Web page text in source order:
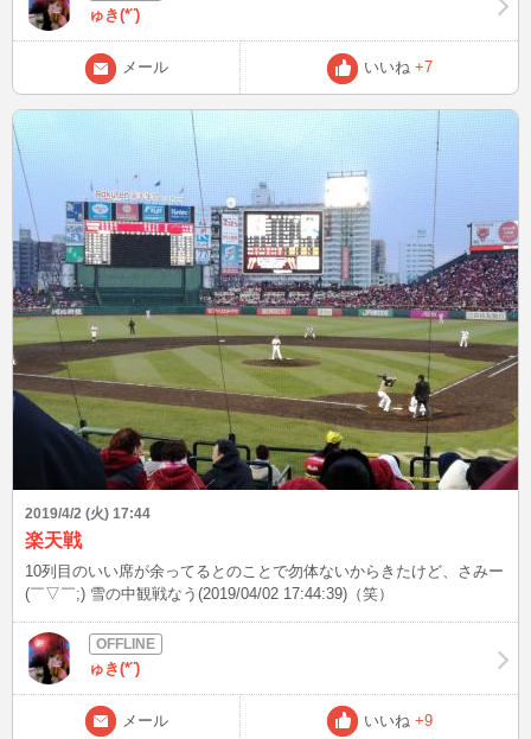
ゅき(*¨)
メール いいね +7
2019/4/2 (火) 17:44
楽天戦
10列目のいい席が余ってるとのことで勿体ないからきたけど、さみー
(￣▽￣;) 雪の中観戦なう(2019/04/02 17:44:39)（笑）
ゅき(*¨)
メール いいね +9